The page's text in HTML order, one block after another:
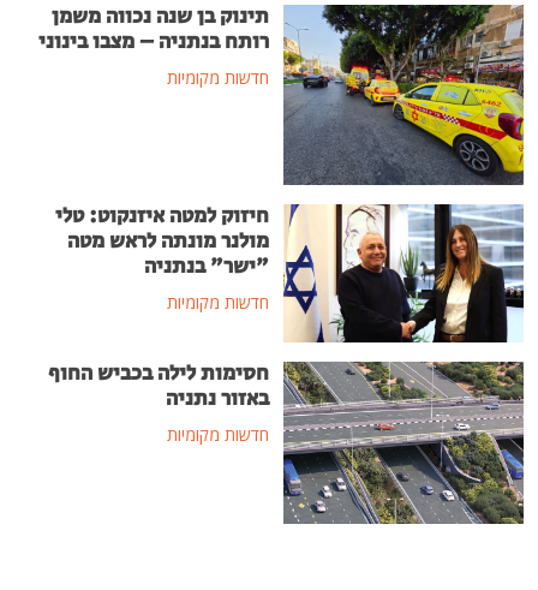
תינוק בן שנה נכווה משמן
רותח בנתניה – מצבו בינוני
חדשות מקומיות
חיזוק למטה איזנקוט: טלי
מולנר מונתה לראש מטה
"ישר" בנתניה
חדשות מקומיות
חסימות לילה בכביש החוף
באזור נתניה
חדשות מקומיות